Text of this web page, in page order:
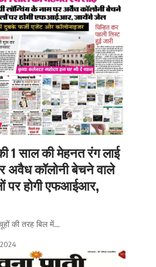
1 साल की मेहनत रंग लाई
अवैध कॉलोनी बेचने वाले
पर होगी एफआईआर,
की तरह बिल में…